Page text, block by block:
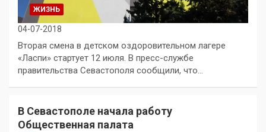
ЖИЗНЬ
04-07-2018
Вторая смена в детском оздоровительном лагере
«Ласпи» стартует 12 июля. В пресс-службе
правительства Севастополя сообщили, что…
В Севастополе начала работу
Общественная палата